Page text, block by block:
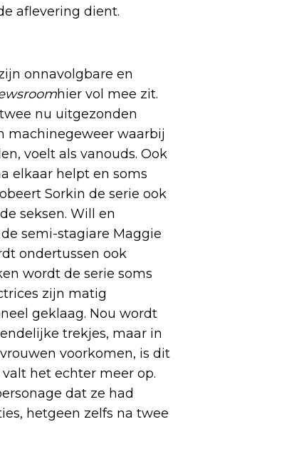
aflevering dient.
onnavolgbare en
hier vol mee zit.
nu uitgezonden
machinegeweer waarbij
voelt als vanouds. Ook
elkaar helpt en soms
Sorkin de serie ook
seksen. Will en
semi-stagiare Maggie
ondertussen ook
wordt de serie soms
zijn matig
geklaag. Nou wordt
trekjes, maar in
voorkomen, is dit
het echter meer op.
dat ze had
hetgeen zelfs na twee